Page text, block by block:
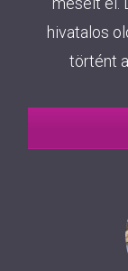
hivatalos
történt